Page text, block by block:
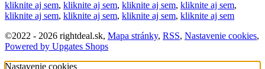
kliknite aj sem, kliknite aj sem, kliknite aj sem, kliknite aj sem,
kliknite aj sem, kliknite aj sem, kliknite aj sem, kliknite aj sem
©2022 - 2026 rightdeal.sk, Mapa stránky, RSS, Nastavenie cookies,
Powered by Upgates Shops
Nastavenie cookies